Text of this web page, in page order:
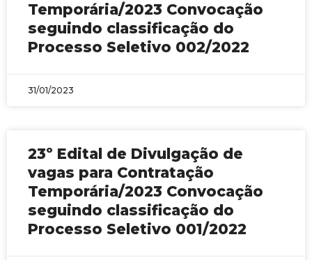
Temporária/2023 Convocação
seguindo classificação do
Processo Seletivo 002/2022
31/01/2023
23º Edital de Divulgação de
vagas para Contratação
Temporária/2023 Convocação
seguindo classificação do
Processo Seletivo 001/2022